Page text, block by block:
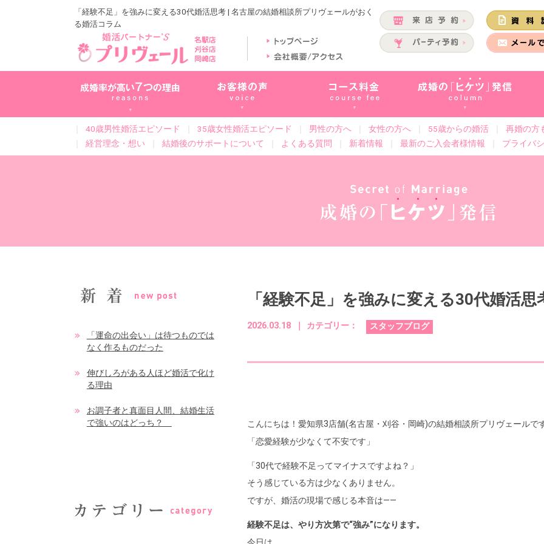
「経験不足」を強みに変える30代婚活思考 | 名古屋の結婚相談所プリヴェールがおく
る婚活コラム
40歳男性婚活エピソード 35歳女性婚活エピソード 男性の方へ 女性の方へ 55歳からの婚活 再婚の方
経営理念・想い 結婚後のサポートについて よくある質問 新着情報 最新のご入会者様情報 プライバ
「経験不足」を強みに変える30代婚活思
2026.03.18 ｜ カテゴリー： スタッフブログ
こんにちは！愛知県3店舗(名古屋・刈谷・岡崎)の結婚相談所プリヴェールで
「恋愛経験が少なくて不安です」
「30代で経験不足ってマイナスですよね？」
そう感じている方は少なくありません。
ですが、婚活の現場で感じる本音は——
経験不足は、やり方次第で“強み”になります。
「運命の出会い」は待つものでは
なく作るものだった
伸びしろがある人ほど婚活で化け
る理由
お調子者と真面目人間、結婚生活
で強いのはどっち？